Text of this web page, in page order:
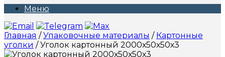
Меню
Главная /Упаковочные материалы / Картонные
уголки / Уголок картонный 2000х50х50х3